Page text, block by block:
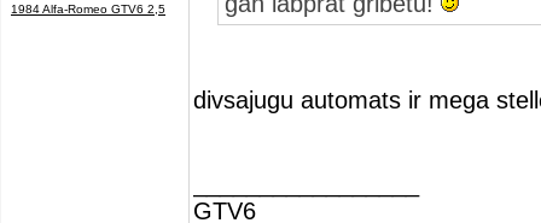
1984 Alfa-Romeo GTV6 2,5
divsajugu automats ir mega
GTV6